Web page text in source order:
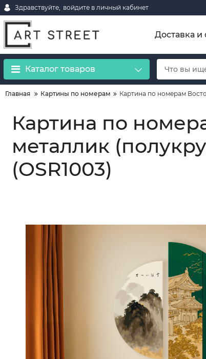
Здравствуйте, войдите в личный кабинет
Доставка и
Каталог товаров
Главная Картины по номерам Картина по номерам
Картина по
металлик
(OSR1003)